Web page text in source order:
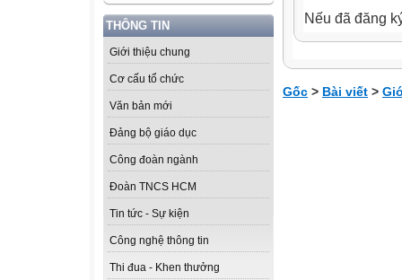
THÔNG TIN
Giới thiệu chung
Cơ cấu tổ chức
Văn bản mới
Đảng bộ giáo dục
Công đoàn ngành
Đoàn TNCS HCM
Tin tức - Sự kiện
Công nghệ thông tin
Thi đua - Khen thưởng
Nếu đã đăng
Gốc > Bài viết >